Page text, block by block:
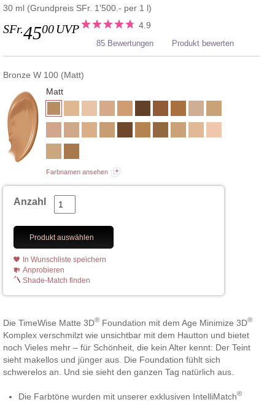
30 ml (Grundpreis SFr. 1'500.- per 1 l)
SFr.4500 UVP 4.9
85 Bewertungen Produkt bewerten
Bronze W 100 (Matt)
Matt
Farbnamen ansehen
Anzahl
Produkt auswählen
In Wunschliste speichern
Anprobieren
Shade-Match finden
Die TimeWise Matte 3D® Foundation mit dem Age Minimize 3D®
Komplex verschmilzt wie unsichtbar mit dem Hautton und bietet
noch Vieles mehr – für Schönheit, die kein Alter kennt: Der Teint
sieht makellos und jünger aus. Die Foundation fühlt sich
schwerelos an. Und sie sieht den ganzen Tag natürlich aus.
Die Farbtöne wurden mit unserer exklusiven IntelliMatch®